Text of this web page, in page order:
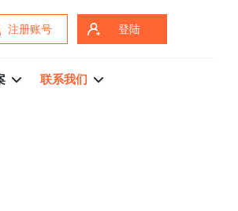
注册账号 登陆
联系我们